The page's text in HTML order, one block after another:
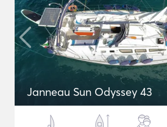
Janneau Sun Odyssey 43